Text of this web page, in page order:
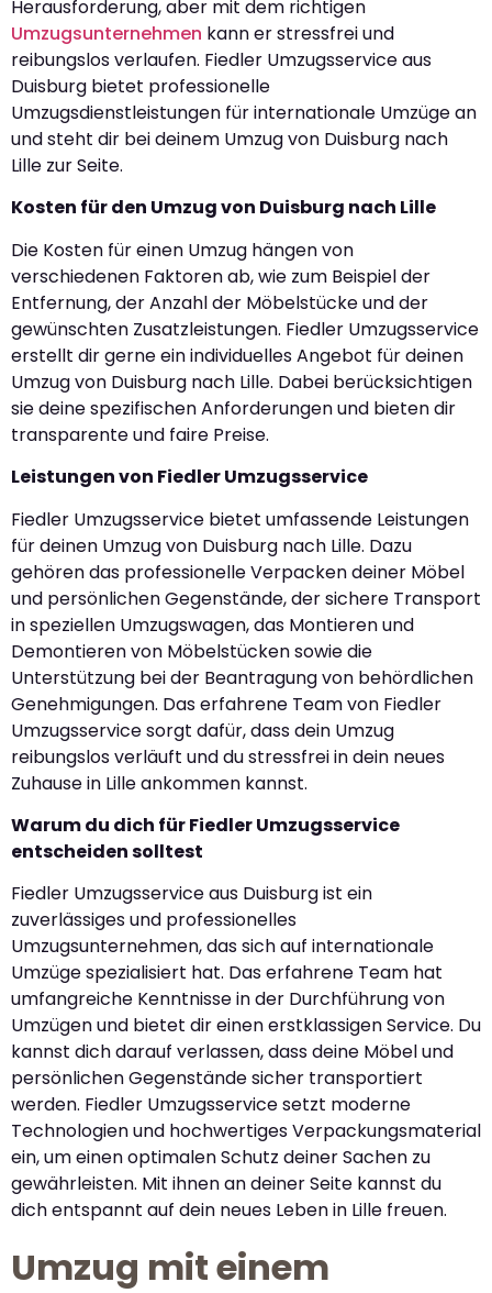
Herausforderung, aber mit dem richtigen
Umzugsunternehmen kann er stressfrei und
reibungslos verlaufen. Fiedler Umzugsservice aus
Duisburg bietet professionelle
Umzugsdienstleistungen für internationale Umzüge an
und steht dir bei deinem Umzug von Duisburg nach
Lille zur Seite.
Kosten für den Umzug von Duisburg nach Lille
Die Kosten für einen Umzug hängen von
verschiedenen Faktoren ab, wie zum Beispiel der
Entfernung, der Anzahl der Möbelstücke und der
gewünschten Zusatzleistungen. Fiedler Umzugsservice
erstellt dir gerne ein individuelles Angebot für deinen
Umzug von Duisburg nach Lille. Dabei berücksichtigen
sie deine spezifischen Anforderungen und bieten dir
transparente und faire Preise.
Leistungen von Fiedler Umzugsservice
Fiedler Umzugsservice bietet umfassende Leistungen
für deinen Umzug von Duisburg nach Lille. Dazu
gehören das professionelle Verpacken deiner Möbel
und persönlichen Gegenstände, der sichere Transport
in speziellen Umzugswagen, das Montieren und
Demontieren von Möbelstücken sowie die
Unterstützung bei der Beantragung von behördlichen
Genehmigungen. Das erfahrene Team von Fiedler
Umzugsservice sorgt dafür, dass dein Umzug
reibungslos verläuft und du stressfrei in dein neues
Zuhause in Lille ankommen kannst.
Warum du dich für Fiedler Umzugsservice
entscheiden solltest
Fiedler Umzugsservice aus Duisburg ist ein
zuverlässiges und professionelles
Umzugsunternehmen, das sich auf internationale
Umzüge spezialisiert hat. Das erfahrene Team hat
umfangreiche Kenntnisse in der Durchführung von
Umzügen und bietet dir einen erstklassigen Service. Du
kannst dich darauf verlassen, dass deine Möbel und
persönlichen Gegenstände sicher transportiert
werden. Fiedler Umzugsservice setzt moderne
Technologien und hochwertiges Verpackungsmaterial
ein, um einen optimalen Schutz deiner Sachen zu
gewährleisten. Mit ihnen an deiner Seite kannst du
dich entspannt auf dein neues Leben in Lille freuen.
Umzug mit einem